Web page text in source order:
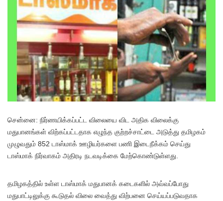
சென்னை: நிர்ணயிக்கப்பட்ட விலையை விட அதிக விலைக்கு
மதுபானங்கள் விற்கப்பட்டதாக எழுந்த குற்றச்சாட்டை அடுத்து தமிழகம்
முழுவதும் 852 டாஸ்மாக் ஊழியர்களை பணி இடைநீக்கம் செய்து
டாஸ்மாக் நிர்வாகம் அதிரடி நடவடிக்கை மேற்கொண்டுள்ளது.
தமிழகத்தில் உள்ள டாஸ்மாக் மதுபானக் கடைகளில் அவ்வப்போது
மதுபாட்டிலுக்கு கூடுதல் விலை வைத்து விற்பனை செய்யப்படுவதாக